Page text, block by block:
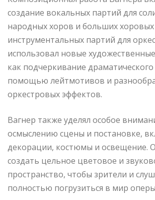
создание вокальных партий для
народных хоров и больших хоровых
инструментальных партий для
использовал новые
как подчеркивание
помощью лейтмотивов и
оркестровых эффектов.
Вагнер также уделял особое
осмыслению сцены и постановке,
декорации, костюмы и освещение.
создать цельное цветовое и
пространство, чтобы зрители и
полностью погрузиться в мир